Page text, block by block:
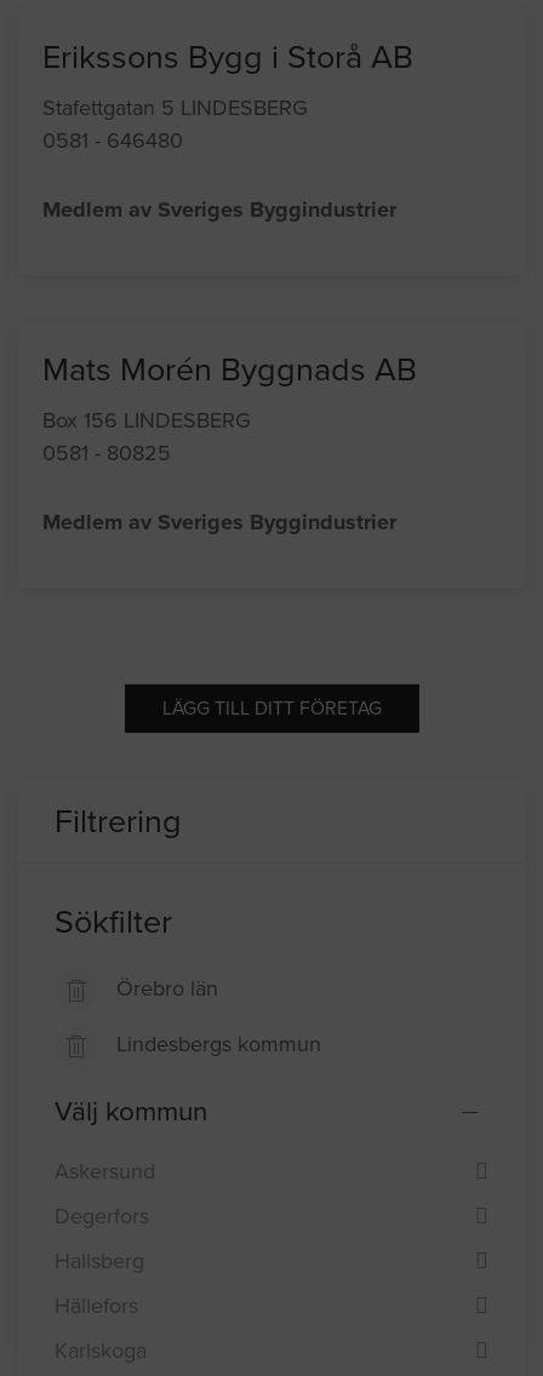
Erikssons Bygg i Storå AB
Stafettgatan 5 LINDESBERG
0581 - 646480
Medlem av Sveriges Byggindustrier
Mats Morén Byggnads AB
Box 156 LINDESBERG
0581 - 80825
Medlem av Sveriges Byggindustrier
LÄGG TILL DITT FÖRETAG
Filtrering
Sökfilter
Örebro län
Lindesbergs kommun
Välj kommun
Askersund
Degerfors
Hallsberg
Hällefors
Karlskoga